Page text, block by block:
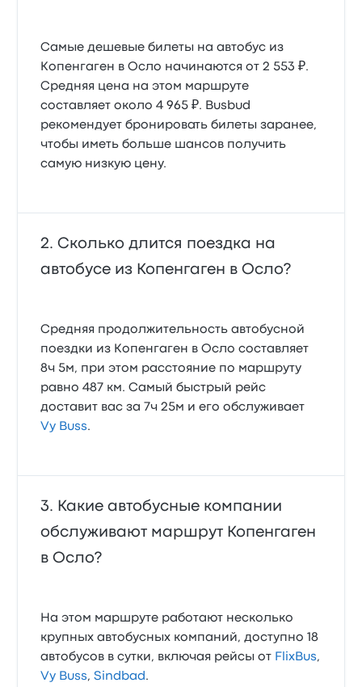
Самые дешевые билеты на автобус из
Копенгаген в Осло начинаются от 2 553 ₽.
Средняя цена на этом маршруте
составляет около 4 965 ₽. Busbud
рекомендует бронировать билеты заранее,
чтобы иметь больше шансов получить
самую низкую цену.
Сколько длится поездка на
автобусе из Копенгаген в Осло?
Средняя продолжительность автобусной
поездки из Копенгаген в Осло составляет
8ч 5м, при этом расстояние по маршруту
равно 487 км. Самый быстрый рейс
доставит вас за 7ч 25м и его обслуживает
Vy Buss.
Какие автобусные компании
обслуживают маршрут Копенгаген
в Осло?
На этом маршруте работают несколько
крупных автобусных компаний, доступно 18
автобусов в сутки, включая рейсы от FlixBus,
Vy Buss,Sindbad .